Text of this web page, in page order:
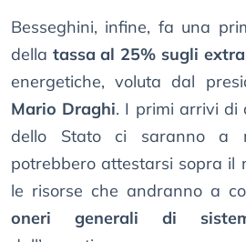
Besseghini, infine, fa una
della tassa al 25% sugli
energetiche, voluta dal
Mario Draghi. I primi arrivi di
dello Stato ci saranno a
potrebbero attestarsi sopra il
le risorse che andranno a
oneri generali di